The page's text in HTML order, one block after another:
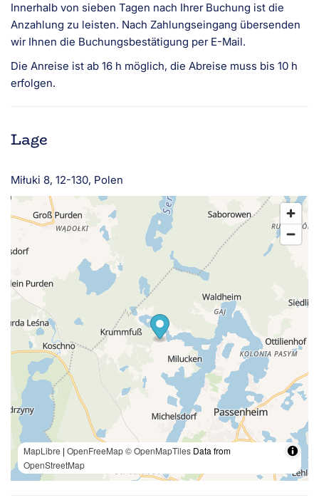
Innerhalb von sieben Tagen nach Ihrer Buchung ist die
Anzahlung zu leisten. Nach Zahlungseingang übersenden
wir Ihnen die Buchungsbestätigung per E-Mail.
Die Anreise ist ab 16 h möglich, die Abreise muss bis 10 h
erfolgen.
Lage
Miłuki 8, 12-130, Polen
MapLibre | OpenFreeMap© OpenMapTiles Data from
OpenStreetMap